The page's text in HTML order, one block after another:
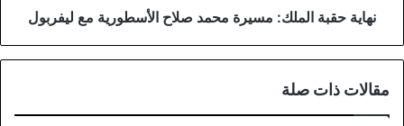
نهاية حقبة الملك: مسيرة محمد صلاح الأسطورية مع ليفربول
مقالات ذات صلة